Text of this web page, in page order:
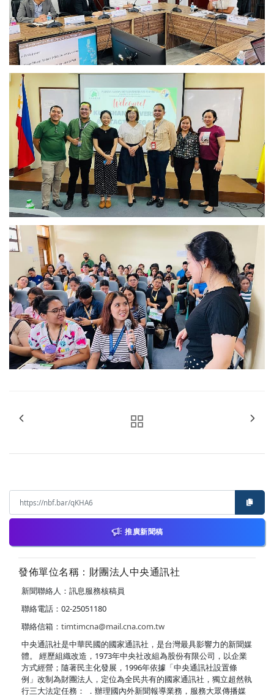
推廣新聞稿
發佈單位名稱：財團法人中央通訊社
新聞聯絡人：訊息服務核稿員
聯絡電話：02-25051180
聯絡信箱： timtimcna@mail.cna.com.tw
中央通訊社是中華民國的國家通訊社，是台灣最具影響力的新聞媒
體。 經歷組織改造，1973年中央社改組為股份有限公司，以企業
方式經營；隨著民主化發展，1996年依據「中央通訊社設置條
例」改制為財團法人，定位為全民共有的國家通訊社，獨立超然執
行三大法定任務： ．辦理國內外新聞報導業務，服務大眾傳播媒